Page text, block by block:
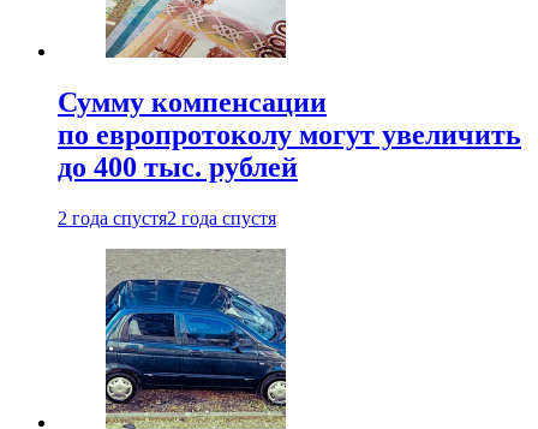
Сумму компенсации
по европротоколу могут увеличить
до 400 тыс. рублей
2 года спустя2 года спустя